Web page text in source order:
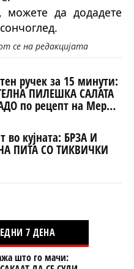
да додадете
се на редакцијата
ручек за 15 минути:
ПИЛЕШКА САЛАТА
по рецепт на Мери
во кујната: БРЗА И
ПИТА СО ТИКВИЧКИ
7 ДЕНА
што го мачи: